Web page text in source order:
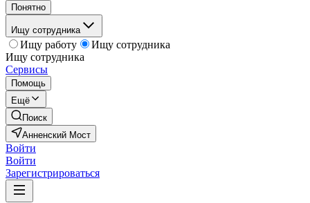
Понятно
Ищу сотрудника
Ищу работу
Ищу сотрудника
Ищу сотрудника
Сервисы
Помощь
Ещё
Поиск
Анненский Мост
Войти
Войти
Зарегистрироваться